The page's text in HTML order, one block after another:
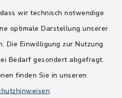
wir technisch notwendige
optimale Darstellung unserer
Die Einwilligung zur Nutzung
Bedarf gesondert abgefragt.
finden Sie in unseren
.